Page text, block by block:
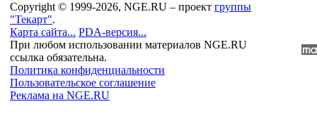
Copyright © 1999-2026, NGE.RU – проект группы
"Текарт".
Карта сайта... PDA-версия...
При любом использовании материалов NGE.RU
ссылка обязательна.
Политика конфиденциальности
Пользовательское соглашение
Реклама на NGE.RU